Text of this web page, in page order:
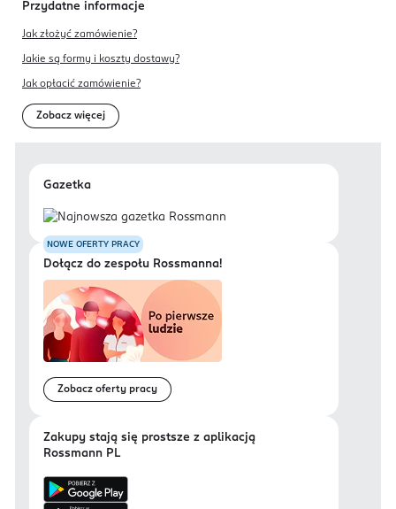
Przydatne informacje
Jak złożyć zamówienie?
Jakie są formy i koszty dostawy?
Jak opłacić zamówienie?
Zobacz więcej
Gazetka
NOWE OFERTY PRACY
Dołącz do zespołu Rossmanna!
Zobacz oferty pracy
Zakupy stają się prostsze z aplikacją
Rossmann PL